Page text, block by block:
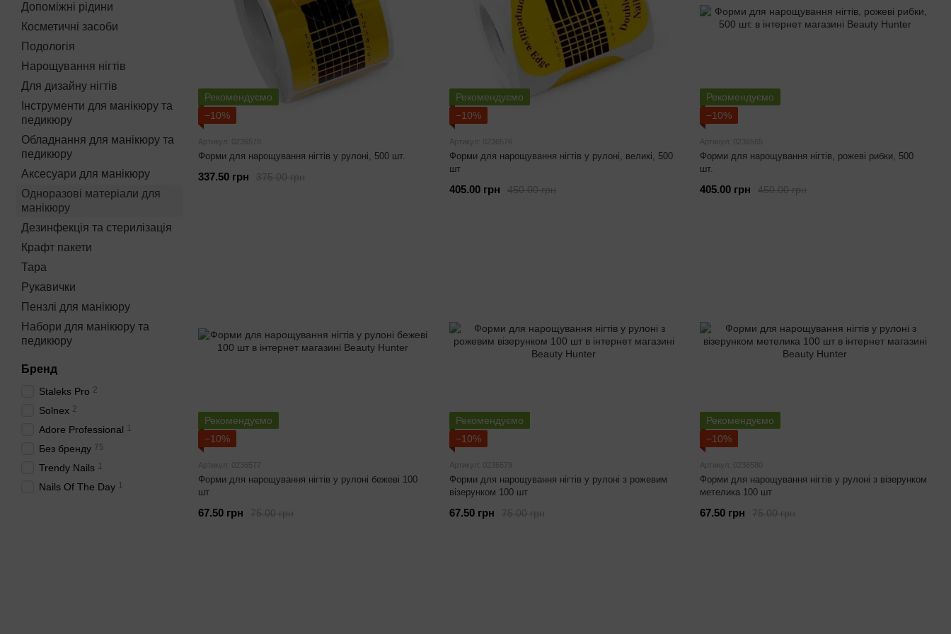
Рекомендуємо
−10%
Артикул: 0236578
Форми для нарощування нігтів у рулоні, 500 шт.
375.00 грн
337.50 грн
Рекомендуємо
−10%
Артикул: 0236576
Форми для нарощування нігтів у рулоні, великі, 500
шт
450.00 грн
405.00 грн
Рекомендуємо
−10%
Артикул: 0236565
Форми для нарощування нігтів, рожеві рибки, 500
шт.
450.00 грн
405.00 грн
Рекомендуємо
−10%
Артикул: 0236577
Форми для нарощування нігтів у рулоні бежеві 100
шт
75.00 грн
67.50 грн
Рекомендуємо
−10%
Артикул: 0236579
Форми для нарощування нігтів у рулоні з рожевим
візерунком 100 шт
75.00 грн
67.50 грн
Рекомендуємо
−10%
Артикул: 0236580
Форми для нарощування нігтів у рулоні з візерунком
метелика 100 шт
75.00 грн
67.50 грн
Допоміжні рідини
Косметичні засоби
Подологія
Нарощування нігтів
Для дизайну нігтів
Інструменти для манікюру та
педикюру
Обладнання для манікюру та
педикюру
Аксесуари для манікюру
Одноразові матеріали для
манікюру
Дезинфекція та стерилізація
Крафт пакети
Тара
Рукавички
Пензлі для манікюру
Набори для манікюру та
педикюру
Бренд
Staleks Pro 2
Solnex 2
Adore Professional 1
Без бренду 75
Trendy Nails 1
Nails Of The Day 1